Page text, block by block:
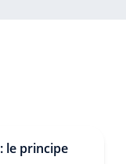
le principe